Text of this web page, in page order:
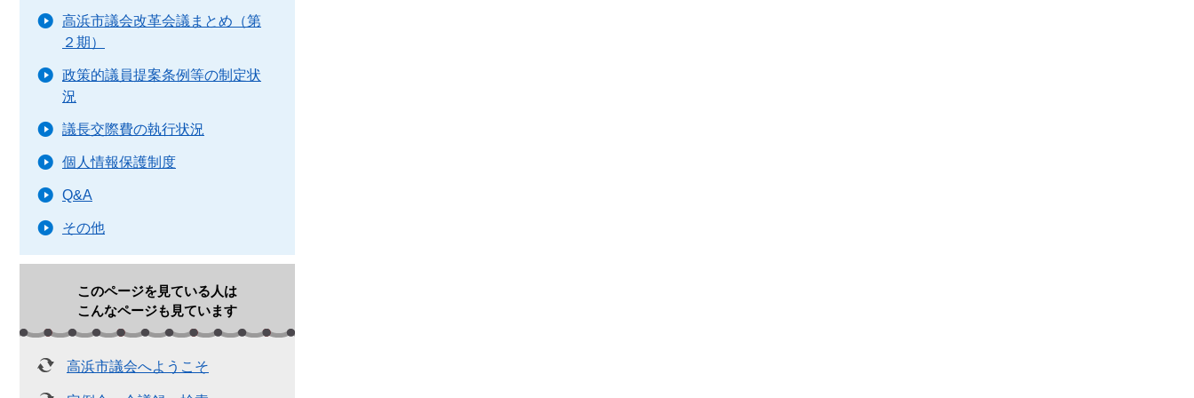
高浜市議会改革会議まとめ（第
２期）
政策的議員提案条例等の制定状
況
議長交際費の執行状況
個人情報保護制度
Q&A
その他
このページを見ている人は
こんなページも見ています
高浜市議会へようこそ